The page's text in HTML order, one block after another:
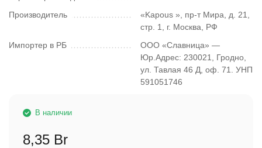
Производитель
«Kapous », пр-т Мира, д. 21,
стр. 1, г. Москва, РФ
Импортер в РБ
ООО «Славница» —
Юр.Адрес: 230021, Гродно,
ул. Тавлая 46 Д, оф. 71. УНП
591051746
В наличии
8,35 Br